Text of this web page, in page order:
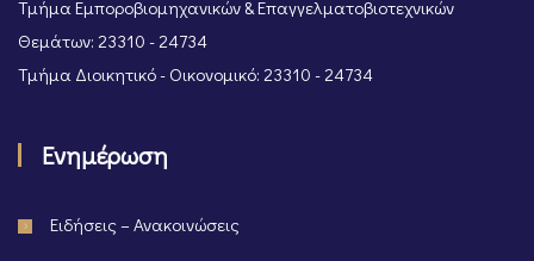
Τμήμα Εμποροβιομηχανικών & Επαγγελματοβιοτεχνικών
Θεμάτων: 23310 - 24734
Τμήμα Διοικητικό - Οικονομικό: 23310 - 24734
Ενημέρωση
Ειδήσεις – Ανακοινώσεις